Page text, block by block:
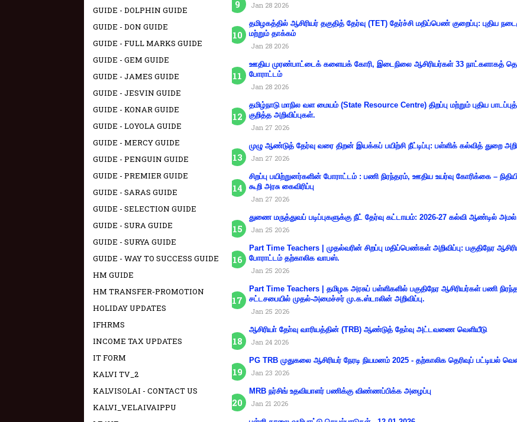
Jan 28 2026
தமிழகத்தில் ஆசிரியர் தகுதித் தேர்வு (TET) தேர்ச்சி மதிப்பெண் குறைப்பு: புதிய
மற்றும் தாக்கம்
Jan 28 2026
ஊதிய முரண்பாட்டைக் களையக் கோரி, இடைநிலை ஆசிரியர்கள் 33 நாட்களாகத்
போராட்டம்
Jan 28 2026
தமிழ்நாடு மாநில வள மையம் (State Resource Centre) திறப்பு மற்றும் புதிய
குறித்த அறிவிப்புகள்.
Jan 27 2026
முழு ஆண்டுத் தேர்வு வரை திறன் இயக்கப் பயிற்சி நீட்டிப்பு: பள்ளிக் கல்வித் துறை
Jan 27 2026
சிறப்பு பயிற்றுனர்களின் போராட்டம் : பணி நிரந்தரம், ஊதிய உயர்வு கோரிக்கை –
கூறி அரசு கைவிரிப்பு
Jan 27 2026
துணை மருத்துவப் படிப்புகளுக்கு நீட் தேர்வு கட்டாயம்: 2026-27 கல்வி ஆண்டில்
Jan 25 2026
Part Time Teachers | முதல்வரின் சிறப்பு மதிப்பெண்கள் அறிவிப்பு: பகுதிநேர
போராட்டம் தற்காலிக வாபஸ்.
Jan 25 2026
Part Time Teachers | தமிழக அரசுப் பள்ளிகளில் பகுதிநேர ஆசிரியர்கள் பணி
சட்டசபையில் முதல்-அமைச்சர் மு.க.ஸ்டாலின் அறிவிப்பு.
Jan 25 2026
ஆசிரியா் தோ்வு வாரியத்தின் (TRB) ஆண்டுத் தோ்வு அட்டவணை வெளியீடு
Jan 24 2026
PG TRB முதுகலை ஆசிரியர் நேரடி நியமனம் 2025 - தற்காலிக தெரிவுப் பட்டியல்
Jan 23 2026
MRB நர்சிங் உதவியாளர் பணிக்கு விண்ணப்பிக்க அழைப்பு
Jan 21 2026
GUIDE - DOLPHIN GUIDE
GUIDE - DON GUIDE
GUIDE - FULL MARKS GUIDE
GUIDE - GEM GUIDE
GUIDE - JAMES GUIDE
GUIDE - JESVIN GUIDE
GUIDE - KONAR GUIDE
GUIDE - LOYOLA GUIDE
GUIDE - MERCY GUIDE
GUIDE - PENGUIN GUIDE
GUIDE - PREMIER GUIDE
GUIDE - SARAS GUIDE
GUIDE - SELECTION GUIDE
GUIDE - SURA GUIDE
GUIDE - SURYA GUIDE
GUIDE - WAY TO SUCCESS GUIDE
HM GUIDE
HM TRANSFER-PROMOTION
HOLIDAY UPDATES
IFHRMS
INCOME TAX UPDATES
IT FORM
KALVI TV_2
KALVISOLAI - CONTACT US
KALVI_VELAIVAIPPU